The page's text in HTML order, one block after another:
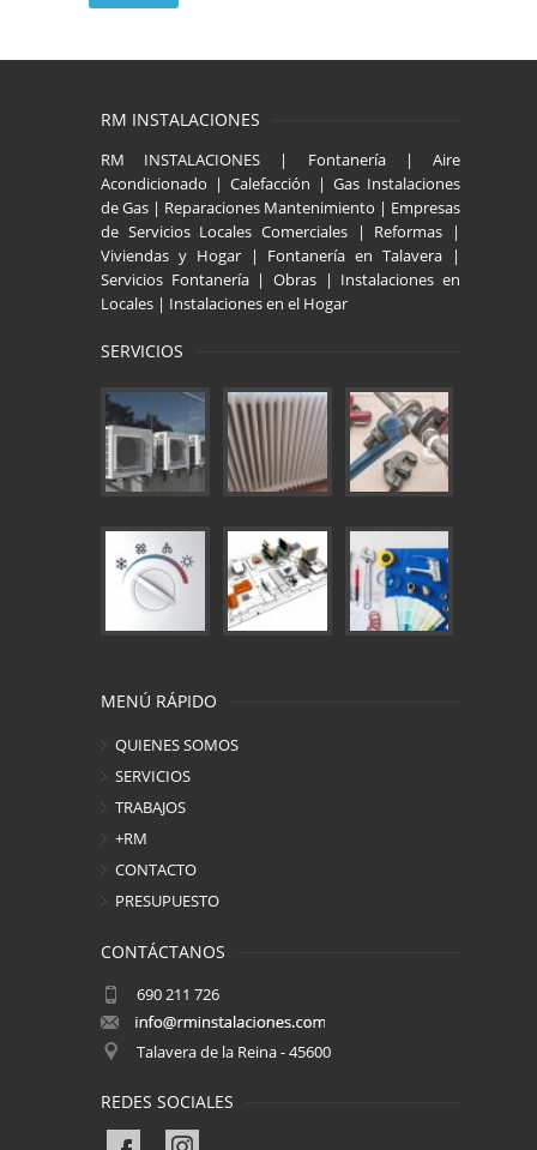
RM INSTALACIONES
RM INSTALACIONES | Fontanería | Aire
Acondicionado | Calefacción | Gas Instalaciones
de Gas | Reparaciones Mantenimiento | Empresas
de Servicios Locales Comerciales | Reformas |
Viviendas y Hogar | Fontanería en Talavera |
Servicios Fontanería | Obras | Instalaciones en
Locales | Instalaciones en el Hogar
SERVICIOS
MENÚ RÁPIDO
QUIENES SOMOS
SERVICIOS
TRABAJOS
+RM
CONTACTO
PRESUPUESTO
CONTÁCTANOS
690 211 726
Talavera de la Reina - 45600
REDES SOCIALES